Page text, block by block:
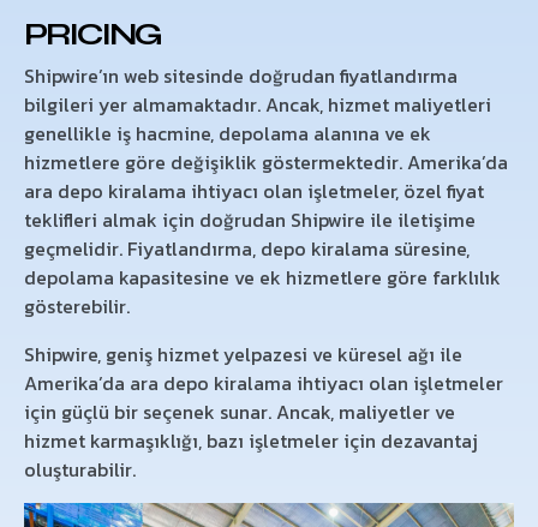
PRICING
Shipwire’ın web sitesinde doğrudan fiyatlandırma
bilgileri yer almamaktadır. Ancak, hizmet maliyetleri
genellikle iş hacmine, depolama alanına ve ek
hizmetlere göre değişiklik göstermektedir. Amerika’da
ara depo kiralama ihtiyacı olan işletmeler, özel fiyat
teklifleri almak için doğrudan Shipwire ile iletişime
geçmelidir. Fiyatlandırma, depo kiralama süresine,
depolama kapasitesine ve ek hizmetlere göre farklılık
gösterebilir.
Shipwire, geniş hizmet yelpazesi ve küresel ağı ile
Amerika’da ara depo kiralama ihtiyacı olan işletmeler
için güçlü bir seçenek sunar. Ancak, maliyetler ve
hizmet karmaşıklığı, bazı işletmeler için dezavantaj
oluşturabilir.